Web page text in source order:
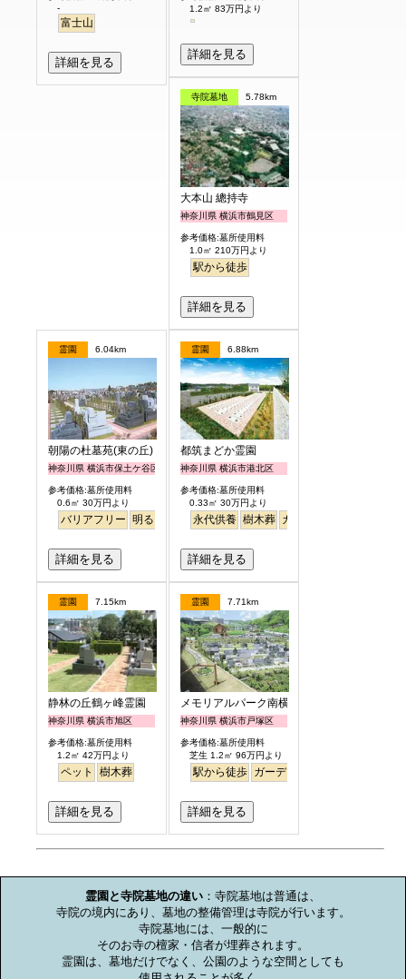
-
富士山
詳細を見る
1.2㎡ 83万円より
詳細を見る
寺院墓地 5.78km
大本山 總持寺
神奈川県 横浜市鶴見区
参考価格:墓所使用料
1.0㎡ 210万円より
駅から徒歩
詳細を見る
霊園 6.04km
朝陽の杜墓苑(東の丘)
神奈川県 横浜市保土ケ谷区
参考価格:墓所使用料
0.6㎡ 30万円より
バリアフリー 明るい
詳細を見る
霊園 6.88km
都筑まどか霊園
神奈川県 横浜市港北区
参考価格:墓所使用料
0.33㎡ 30万円より
永代供養 樹木葬 ガーデニング
詳細を見る
霊園 7.15km
静林の丘鶴ヶ峰霊園
神奈川県 横浜市旭区
参考価格:墓所使用料
1.2㎡ 42万円より
ペット 樹木葬
詳細を見る
霊園 7.71km
メモリアルパーク南横浜
神奈川県 横浜市戸塚区
参考価格:墓所使用料
芝生 1.2㎡ 96万円より
駅から徒歩 ガーデニング
詳細を見る
霊園と寺院墓地の違い ：寺院墓地は普通は、
寺院の境内にあり、墓地の整備管理は寺院が行います。
寺院墓地には、一般的に
そのお寺の檀家・信者が埋葬されます。
霊園は、墓地だけでなく、公園のような空間としても